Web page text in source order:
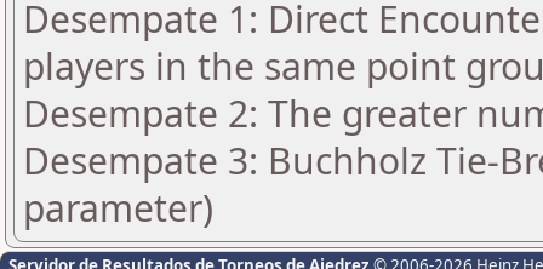
Desempate 1: Direct
players in the same point
Desempate 2: The greater
Desempate 3: Buchholz Tie-
parameter)